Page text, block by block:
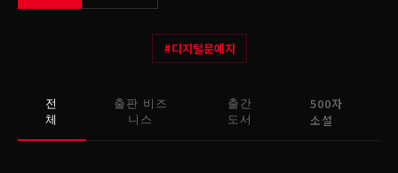
#디지털문예지
전
체
출판 비즈
니스
출간
도서
500자
소설